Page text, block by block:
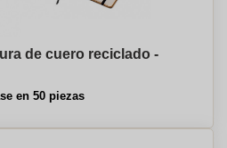
de cuero reciclado -
en 50 piezas